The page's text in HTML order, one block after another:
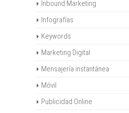
Inbound Marketing
Infografías
Keywords
Marketing Digital
Mensajería instantánea
Móvil
Publicidad Online